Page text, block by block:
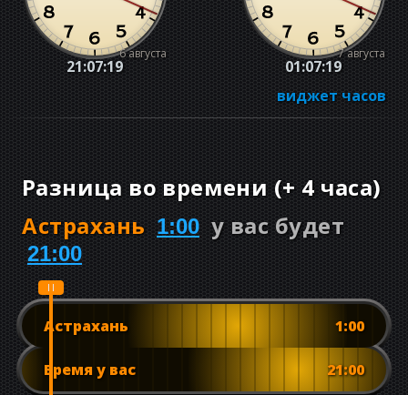
21:07:19
6 августа
01:07:19
7 августа
виджет часов
Разница во времени (+4 часа)
Астрахань 1:00 у вас будет
21:00
Астрахань 1:00
Время у вас 21:00